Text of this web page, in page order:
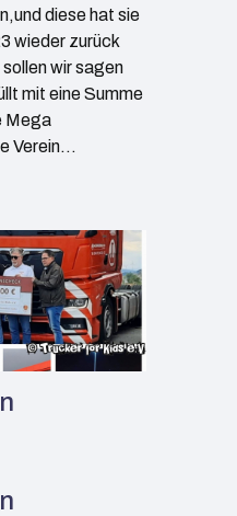
diese hat sie
wieder zurück
wir sagen
mit eine Summe
Mega
Verein…